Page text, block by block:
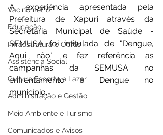
Vacinômetro
Educação
Infraestrutura e Obras
Assistência Social
Cultura Esporte e Lazer
Administração e Gestão
Meio Ambiente e Turismo
Comunicados e Avisos
A experiência apresentada pela
Prefeitura de Xapuri através da
Secretaria Municipal de Saúde -
SEMUSA foi intitulada de "Dengue,
Aqui não" e fez referência as
campanhas da SEMUSA no
enfrentamento a Dengue no
município.